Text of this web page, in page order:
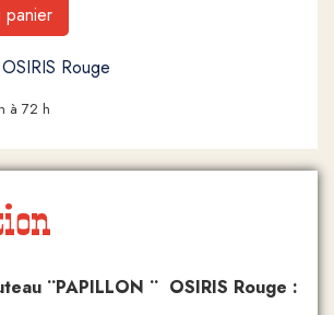
panier
Rouge
à 72 h
¨PAPILLON ¨ OSIRIS Rouge :